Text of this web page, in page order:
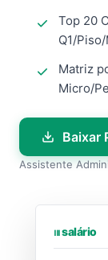
Top 20
Q1/
Matriz
Micro/
Baixar
Assistente
⏐⏐⏐ salário